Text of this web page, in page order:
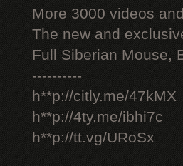
More 3000 videos
The new and
Full Siberian Mouse,
----------
h**p://citly.me/47kMX
h**p://4ty.me/ibhi7c
h**p://tt.vg/URoSx